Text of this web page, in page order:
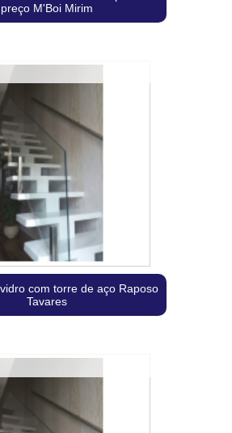
preço M'Boi Mirim
com torre de aço Raposo
Tavares